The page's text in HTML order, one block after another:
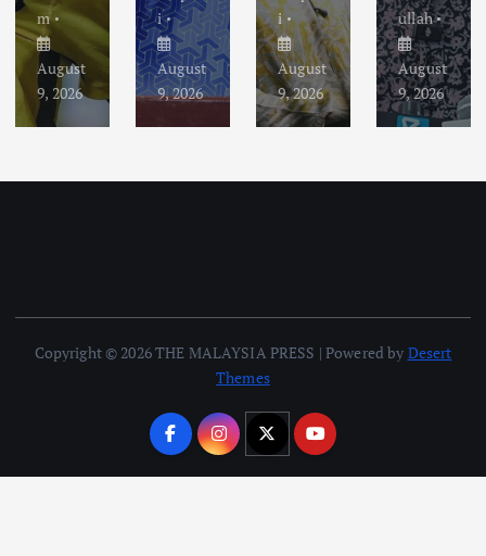
m
August
9, 2026
i
August
9, 2026
i
August
9, 2026
ullah
August
9, 2026
Copyright © 2026 THE MALAYSIA PRESS | Powered by Desert
Themes